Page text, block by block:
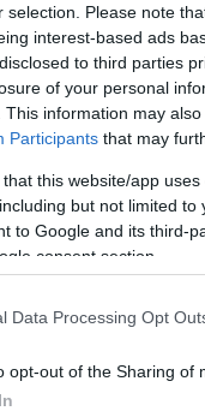
selection. Please note
interest-based ads
to third parties
of your personal
This information may
Participants that may
that this website/app
but not limited
to Google and its third-
consent section.
Data Processing Opt
opt-out of the Sharing of
οι ΕΕΔΑΔΠ
6,8 δισ.
ρυθμίστηκαν
εκτός
μέσω του
του
2025, τα
100.000
έναντι του